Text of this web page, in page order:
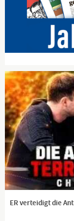
https://
Bitcoin:
#CO2istLeben,
Hintergrund:
Es handelt sich
Falls sich
Entschuldigung!
Lieber Zuschauer,
besuchen. Unten
Möglichkeit, meine
ER verteidigt die